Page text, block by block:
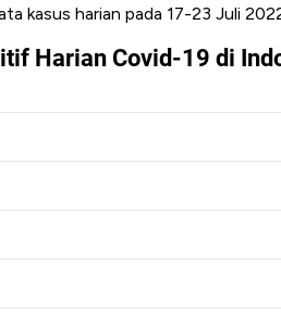
kasus harian pada 17-23 Juli